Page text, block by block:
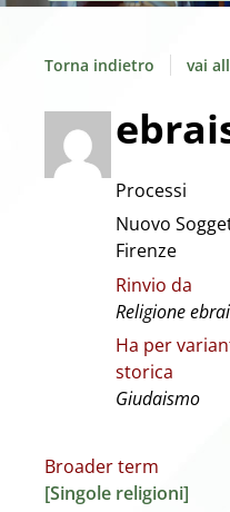
Torna indietro vai
Processi
Nuovo
Firenze
Rinvio da
Religione
Ha per
storica
Giudaismo
Broader term
[Singole religioni]